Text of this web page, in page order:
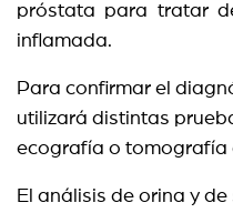
próstata para tratar
inflamada.
Para confirmar el
utilizará distintas
ecografía o tomografía
El análisis de orina y